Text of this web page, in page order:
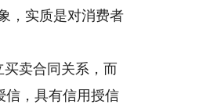
，实质是对消费者
卖合同关系，而
信，具有信用授信